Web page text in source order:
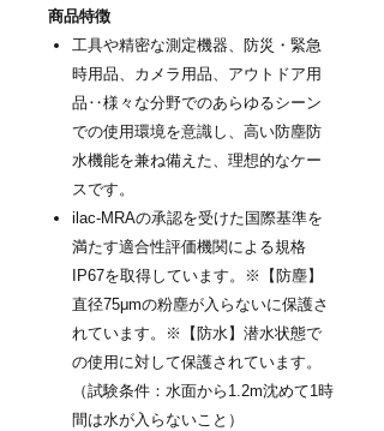
商品特徴
工具や精密な測定機器、防災・緊急
時用品、カメラ用品、アウトドア用
品‥様々な分野でのあらゆるシーン
での使用環境を意識し、高い防塵防
水機能を兼ね備えた、理想的なケー
スです。
ilac-MRAの承認を受けた国際基準を
満たす適合性評価機関による規格
IP67を取得しています。※【防塵】
直径75μmの粉塵が入らないに保護さ
れています。※【防水】潜水状態で
の使用に対して保護されています。
（試験条件：水面から1.2m沈めて1時
間は水が入らないこと）